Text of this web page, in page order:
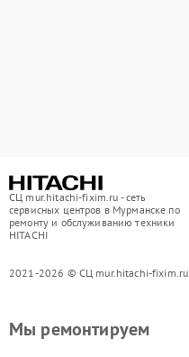
СЦ mur.hitachi-fixim.ru - сеть
сервисных центров в Мурманске по
ремонту и обслуживанию техники
HITACHI
2021-2026 © СЦ mur.hitachi-fixim.ru
Мы ремонтируем